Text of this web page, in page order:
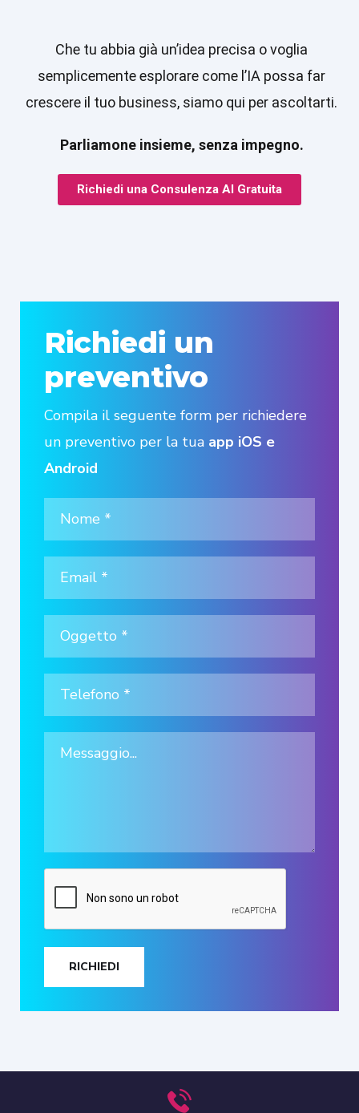
Che tu abbia già un’idea precisa o voglia
semplicemente esplorare come l’IA possa far
crescere il tuo business, siamo qui per ascoltarti.
Parliamone insieme, senza impegno.
Richiedi una Consulenza AI Gratuita
Richiedi un
preventivo
Compila il seguente form per richiedere
un preventivo per la tua app iOS e
Android
RICHIEDI